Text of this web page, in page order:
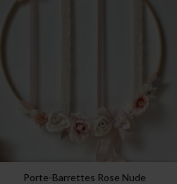
Porte-Barrettes Rose Nude